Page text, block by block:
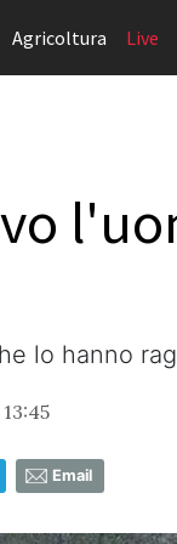
Agricoltura Live
lo hanno
Email